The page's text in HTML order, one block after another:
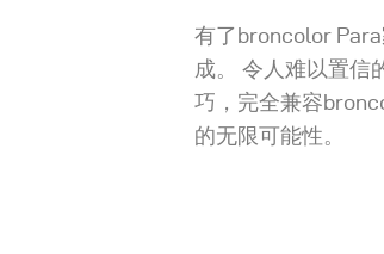
有了broncolor
成。 令人难以置信
巧，完全兼容
的无限可能性。